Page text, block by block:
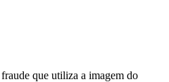
que utiliza a imagem do